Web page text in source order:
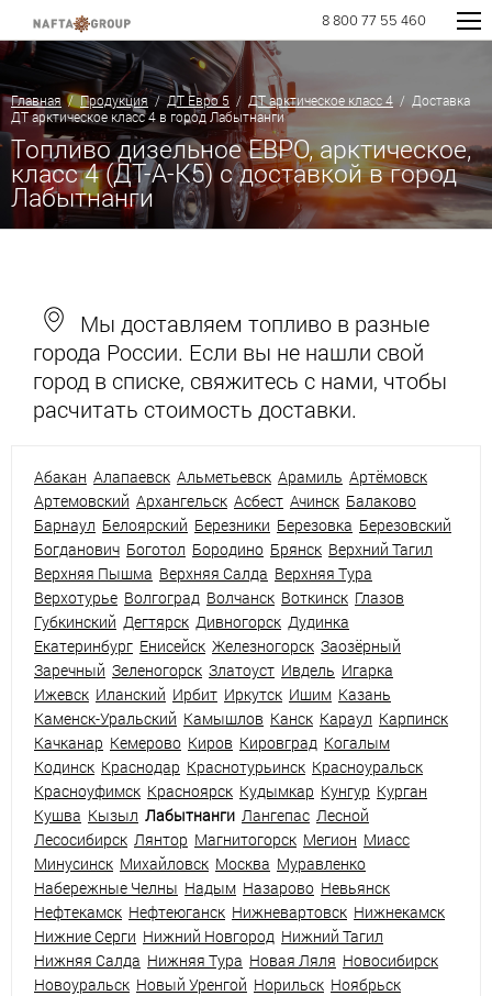
8 800 77 55 460
Главная/Продукция/ДТ Евро 5 / ДТ арктическое класс 4 / Доставка
ДТ арктическое класс 4 в город Лабытнанги
Топливо дизельное ЕВРО, арктическое,
класс 4 (ДТ-А-К5) с доставкой в город
Лабытнанги
Мы доставляем топливо в разные
города России. Если вы не нашли свой
город в списке, свяжитесь с нами, чтобы
расчитать стоимость доставки.
Абакан Алапаевск Альметьевск Арамиль Артёмовск
Артемовский Архангельск Асбест Ачинск Балаково
Барнаул Белоярский Березники Березовка Березовский
Богданович Боготол Бородино Брянск Верхний Тагил
Верхняя Пышма Верхняя Салда Верхняя Тура
Верхотурье Волгоград Волчанск Воткинск Глазов
Губкинский Дегтярск Дивногорск Дудинка
Екатеринбург Енисейск Железногорск Заозёрный
Заречный Зеленогорск Златоуст Ивдель Игарка
Ижевск Иланский Ирбит Иркутск Ишим Казань
Каменск-Уральский Камышлов Канск Караул Карпинск
Качканар Кемерово Киров Кировград Когалым
Кодинск Краснодар Краснотурьинск Красноуральск
Красноуфимск Красноярск Кудымкар Кунгур Курган
Кушва Кызыл Лабытнанги Лангепас Лесной
Лесосибирск Лянтор Магнитогорск Мегион Миасс
Минусинск Михайловск Москва Муравленко
Набережные Челны Надым Назарово Невьянск
Нефтекамск Нефтеюганск Нижневартовск Нижнекамск
Нижние Серги Нижний Новгород Нижний Тагил
Нижняя Салда Нижняя Тура Новая Ляля Новосибирск
Новоуральск Новый Уренгой Норильск Ноябрьск